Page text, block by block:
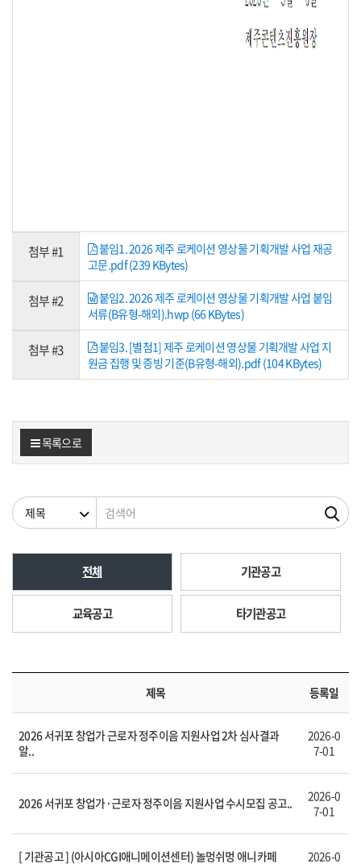
첨부 #1
붙임1. 2026 제주 로케이션 영상물 기획개발 사업 재공
고문.pdf (239 KBytes)
첨부 #2
붙임2. 2026 제주 로케이션 영상물 기획개발 사업 붙임
서류(B유형-해외).hwp (66 KBytes)
첨부 #3
붙임3. [별첨1] 제주 로케이션 영상물 기획개발 사업 지
원금 집행 및 증빙 기준(B유형-해외).pdf (104 KBytes)
목록으로
검색조건 검색어
전체 기관공고
교육공고 타기관공고
제목 등록일
2026 서귀포 창업가 근로자 정주이음 지원사업 2차 심사결과
알..
2026-0
7-01
2026 서귀포 창업가·근로자 정주이음 지원사업 수시모집 공고..
2026-0
7-01
[ 기관공고 ] (아시아CGI애니메이션센터) 놀멍쉬멍 애니카페
2026-0